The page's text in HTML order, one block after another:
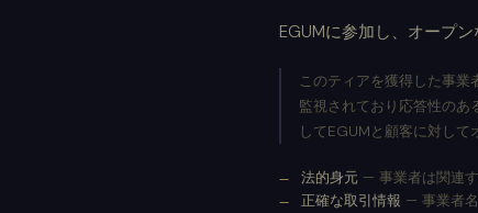
EGUMに参加し、オープ
このティアを獲得した事業
監視されており応答性のあ
してEGUMと顧客に対して
法的身元 — 事業者は関連
正確な取引情報 — 事業者